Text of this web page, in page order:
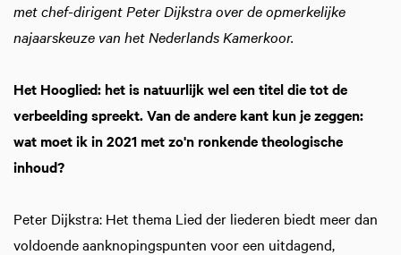
met chef-dirigent Peter Dijkstra over de opmerkelijke
najaarskeuze van het Nederlands Kamerkoor.
Het Hooglied: het is natuurlijk wel een titel die tot de
verbeelding spreekt. Van de andere kant kun je zeggen:
wat moet ik in 2021 met zo'n ronkende theologische
inhoud?
Peter Dijkstra: Het thema Lied der liederen biedt meer dan
voldoende aanknopingspunten voor een uitdagend,